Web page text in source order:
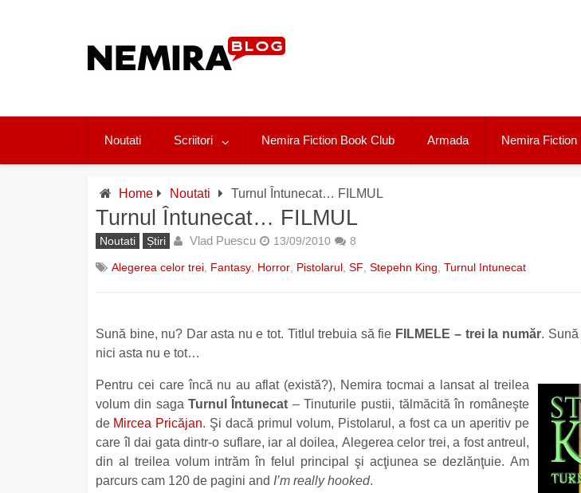
Noutati Scriitori Nemira Fiction Book Club Armada Nemira Fiction
Home Noutati Turnul Întunecat… FILMUL
Turnul Întunecat… FILMUL
Noutati Știri Vlad Puescu 13/09/2010 8
Alegerea celor trei Fantasy Horror Pistolarul SF Stepehn King Turnul Intunecat
Sună bine, nu? Dar asta nu e tot. Titlul trebuia să fie FILMELE – trei la număr. Sună
nici asta nu e tot…
Pentru cei care încă nu au aflat (există?), Nemira tocmai a lansat al treilea
volum din saga Turnul Întunecat – Tinuturile pustii, tălmăcită în româneşte
de Mircea Pricăjan. Şi dacă primul volum, Pistolarul, a fost ca un aperitiv pe
care îl dai gata dintr-o suflare, iar al doilea, Alegerea celor trei, a fost antreul,
din al treilea volum intrăm în felul principal şi acţiunea se dezlănţuie. Am
parcurs cam 120 de pagini and I’m really hooked.